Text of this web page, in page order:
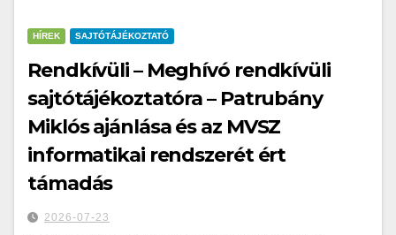
HÍREK SAJTÓTÁJÉKOZTATÓ
Rendkívüli – Meghívó rendkívüli
sajtótájékoztatóra – Patrubány
Miklós ajánlása és az MVSZ
informatikai rendszerét ért
támadás
2026-07-23